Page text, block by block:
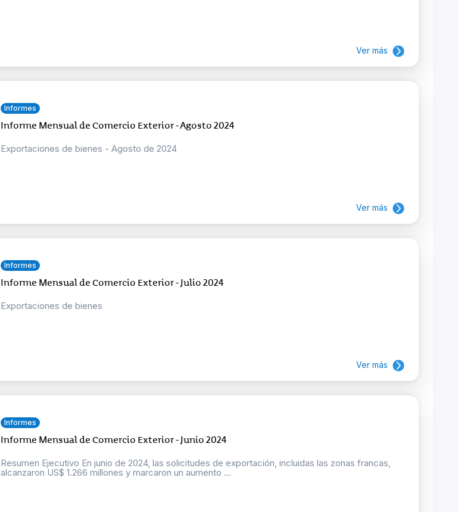
Ver más
Informes
Informe Mensual de Comercio Exterior - Agosto 2024
Exportaciones de bienes - Agosto de 2024
Ver más
Informes
Informe Mensual de Comercio Exterior - Julio 2024
Exportaciones de bienes
Ver más
Informes
Informe Mensual de Comercio Exterior - Junio 2024
Resumen Ejecutivo En junio de 2024, las solicitudes de exportación, incluidas las zonas francas,
alcanzaron US$ 1.266 millones y marcaron un aumento ...